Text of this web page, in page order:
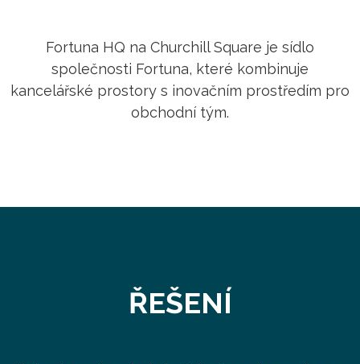
Fortuna HQ na Churchill Square je sídlo
společnosti Fortuna, které kombinuje
kancelářské prostory s inovačním prostředím pro
obchodní tým.
ŘEŠENÍ